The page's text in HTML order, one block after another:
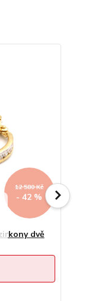
12 580 Kč
- 42 %
dvě